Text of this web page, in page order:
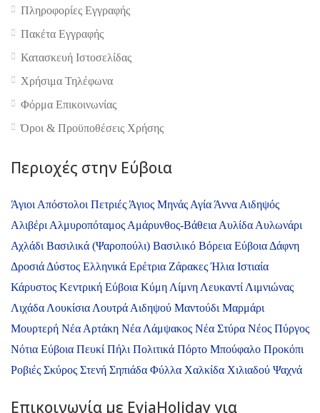
Πληροφορίες Εγγραφής
Πακέτα Εγγραφής
Κατασκευή Ιστοσελίδας
Χρήσιμα Τηλέφωνα
Φόρμα Επικοινωνίας
Όροι & Προϋποθέσεις Xρήσης
Περιοχές στην Εύβοια
Άγιοι Απόστολοι Πετριές Άγιος Μηνάς Αγία Άννα Αιδηψός
Αλιβέρι Αλμυροπόταμος Αμάρυνθος-Βάθεια Αυλίδα Αυλωνάρι
Αχλάδι Βασιλικά (Ψαροπούλι) Βασιλικό Βόρεια Εύβοια Δάφνη
Δροσιά Δύστος Ελληνικά Ερέτρια ΖάρακεςΉλια Ιστιαία
Κάρυστος Κεντρική Εύβοια Κύμη Λίμνη Λευκαντί Λιμνιώνας
Λιχάδα Λουκίσια Λουτρά Αιδηψού Μαντούδι Μαρμάρι
Μουρτερή Νέα Αρτάκη Νέα Λάμψακος Νέα Στύρα Νέος Πύργος
Νότια Εύβοια Πευκί Πήλι Πολιτικά Πόρτο Μπούφαλο Προκόπι
Ροβιές Σκύρος Στενή Σηπιάδα Φύλλα Χαλκίδα Χιλιαδού Ψαχνά
Επικοινωνία με ΕviaHoliday για